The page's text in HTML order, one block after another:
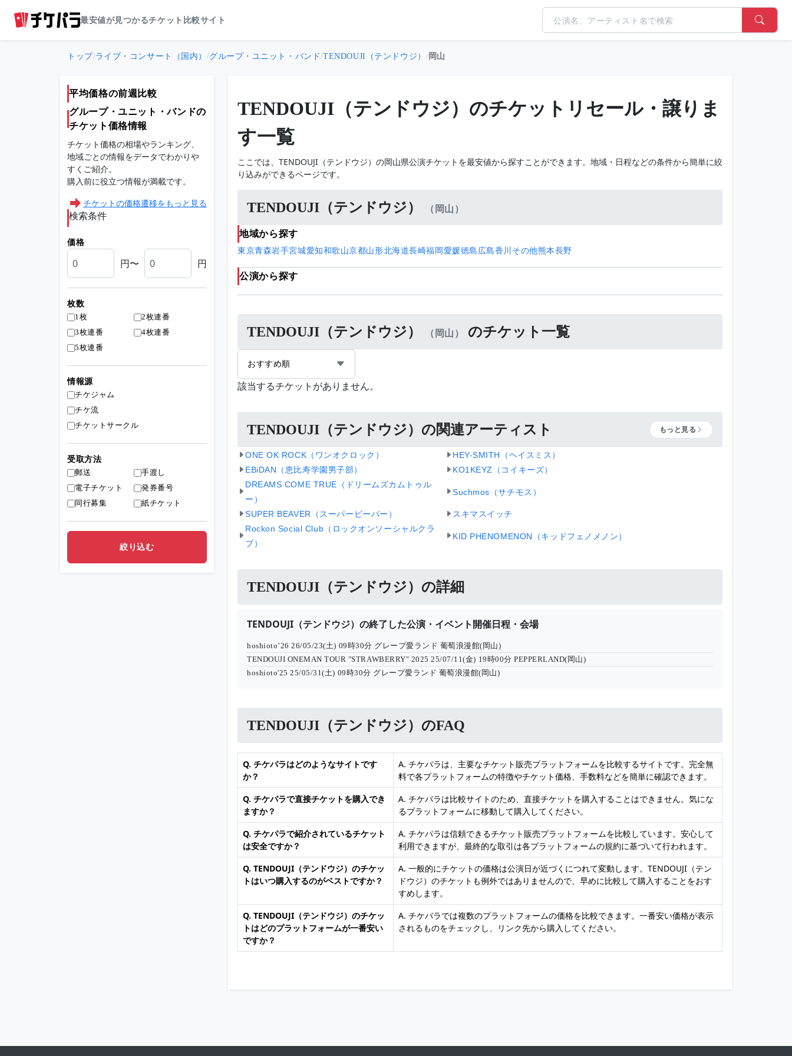
最安値が見つかるチケット比較サイト
トップ/ライブ・コンサート（国内） /グループ・ユニット・バンド/TENDOUJI（テンドウジ） /岡山
TENDOUJI（テンドウジ）のチケットリセール・譲りま
す一覧
ここでは、TENDOUJI（テンドウジ）の岡山県公演チケットを最安値から探すことができます。地域・日程などの条件から簡単に絞
り込みができるページです。
TENDOUJI（テンドウジ） （岡山）
地域から探す
東京青森岩手宮城愛知和歌山京都山形北海道長崎福岡愛媛徳島広島香川 その他熊本長野
公演から探す
TENDOUJI（テンドウジ） （岡山） のチケット一覧
おすすめ順
該当するチケットがありません。
TENDOUJI（テンドウジ）の関連アーティスト もっと見る
ONE OK ROCK（ワンオクロック）
HEY-SMITH（ヘイスミス）
EBiDAN（恵比寿学園男子部）
KO1KEYZ（コイキーズ）
DREAMS COME TRUE（ドリームズカムトゥル
ー）
Suchmos（サチモス）
SUPER BEAVER（スーパービーバー）
スキマスイッチ
Rockon Social Club（ロックオンソーシャルクラ
ブ）
KID PHENOMENON（キッドフェノメノン）
TENDOUJI（テンドウジ）の詳細
TENDOUJI（テンドウジ）の終了した公演・イベント開催日程・会場
hoshioto’26 26/05/23(土) 09時30分 グレープ愛ランド 葡萄浪漫館(岡山)
TENDOUJI ONEMAN TOUR "STRAWBERRY" 2025 25/07/11(金) 19時00分 PEPPERLAND(岡山)
hoshioto'25 25/05/31(土) 09時30分 グレープ愛ランド 葡萄浪漫館(岡山)
TENDOUJI（テンドウジ）のFAQ
Q. チケパラはどのようなサイトです
か？
A. チケパラは、主要なチケット販売プラットフォームを比較するサイトです。完全無
料で各プラットフォームの特徴やチケット価格、手数料などを簡単に確認できます。
Q. チケパラで直接チケットを購入でき
ますか？
A. チケパラは比較サイトのため、直接チケットを購入することはできません。気にな
るプラットフォームに移動して購入してください。
Q. チケパラで紹介されているチケット
は安全ですか？
A. チケパラは信頼できるチケット販売プラットフォームを比較しています。安心して
利用できますが、最終的な取引は各プラットフォームの規約に基づいて行われます。
Q. TENDOUJI（テンドウジ）のチケッ
トはいつ購入するのがベストですか？
A. 一般的にチケットの価格は公演日が近づくにつれて変動します。TENDOUJI（テン
ドウジ）のチケットも例外ではありませんので、早めに比較して購入することをおす
すめします。
Q. TENDOUJI（テンドウジ）のチケッ
トはどのプラットフォームが一番安い
ですか？
A. チケパラでは複数のプラットフォームの価格を比較できます。一番安い価格が表示
されるものをチェックし、リンク先から購入してください。
平均価格の前週比較
グループ・ユニット・バンドの
チケット価格情報
チケット価格の相場やランキング、
地域ごとの情報をデータでわかりや
すくご紹介。
購入前に役立つ情報が満載です。
チケットの価格遷移をもっと見る
検索条件
価格
円〜 円
枚数
1枚
2枚連番
3枚連番
4枚連番
5枚連番
情報源
チケジャム
チケ流
チケットサークル
受取方法
郵送
手渡し
電子チケット
発券番号
同行募集
紙チケット